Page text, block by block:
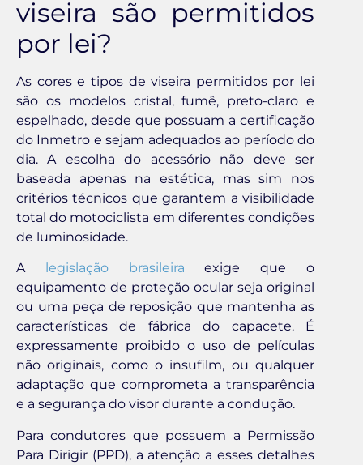
viseira são permitidos
por lei?
As cores e tipos de viseira permitidos por lei
são os modelos cristal, fumê, preto-claro e
espelhado, desde que possuam a certificação
do Inmetro e sejam adequados ao período do
dia. A escolha do acessório não deve ser
baseada apenas na estética, mas sim nos
critérios técnicos que garantem a visibilidade
total do motociclista em diferentes condições
de luminosidade.
A legislação brasileira exige que o
equipamento de proteção ocular seja original
ou uma peça de reposição que mantenha as
características de fábrica do capacete. É
expressamente proibido o uso de películas
não originais, como o insufilm, ou qualquer
adaptação que comprometa a transparência
e a segurança do visor durante a condução.
Para condutores que possuem a Permissão
Para Dirigir (PPD), a atenção a esses detalhes